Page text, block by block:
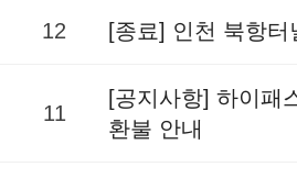
12 [종료] 인천 북항
11
[공지사항] 하이패
환불 안내